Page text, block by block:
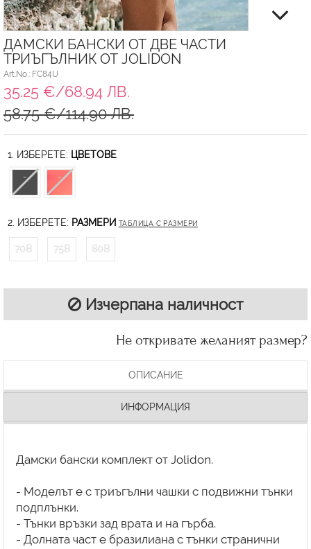
ДАМСКИ БАНСКИ ОТ ДВЕ ЧАСТИ
ТРИЪГЪЛНИК ОТ JOLIDON
Art.No.: FC84U
35.25 €/68.94 ЛВ.
58.75 €/114.90 ЛВ.
1. ИЗБЕРЕТЕ: ЦВЕТОВЕ
2. ИЗБЕРЕТЕ: РАЗМЕРИ ТАБЛИЦА С РАЗМЕРИ
70B 75B 80B
Изчерпана наличност
Не откривате желаният размер?
ОПИСАНИЕ
ИНФОРМАЦИЯ
Дамски бански комплект от Jolidon.
- Моделът е с триъгълни чашки с подвижни тънки
подплънки.
- Тънки връзки зад врата и на гърба.
- Долната част е бразилиана с тънки странични